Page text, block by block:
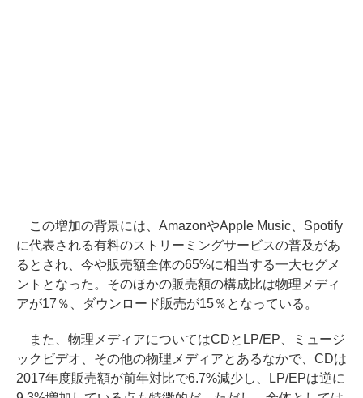
この増加の背景には、AmazonやApple Music、Spotify
に代表される有料のストリーミングサービスの普及があ
るとされ、今や販売額全体の65%に相当する一大セグメ
ントとなった。そのほかの販売額の構成比は物理メディ
アが17％、ダウンロード販売が15％となっている。
また、物理メディアについてはCDとLP/EP、ミュージ
ックビデオ、その他の物理メディアとあるなかで、CDは
2017年度販売額が前年対比で6.7%減少し、LP/EPは逆に